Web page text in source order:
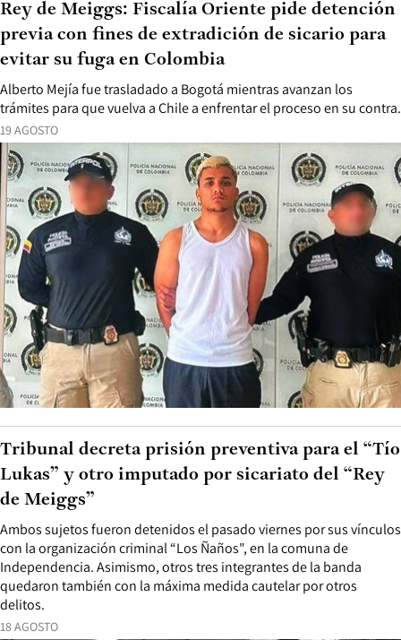
19 AGOSTO
Alberto Mejía fue trasladado a Bogotá mientras avanzan los
trámites para que vuelva a Chile a enfrentar el proceso en su contra.
Rey de Meiggs: Fiscalía Oriente pide detención
previa con fines de extradición de sicario para
evitar su fuga en Colombia
18 AGOSTO
Ambos sujetos fueron detenidos el pasado viernes por sus vínculos
con la organización criminal “Los Ñaños", en la comuna de
Independencia. Asimismo, otros tres integrantes de la banda
quedaron también con la máxima medida cautelar por otros
delitos.
Tribunal decreta prisión preventiva para el “Tío
Lukas” y otro imputado por sicariato del “Rey
de Meiggs”